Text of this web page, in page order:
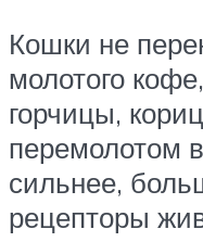
Кошки не
молотого
горчицы,
перемолотом
сильнее,
рецепторы